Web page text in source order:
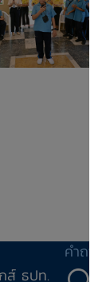
ส์ ธปท.
คำถาม